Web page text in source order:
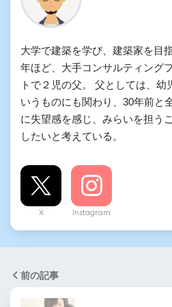
大学で建築を学び、建築家を目
年ほど、大手コンサルティング
トで２児の父。 父としては、幼
いうものにも関わり、30年前と
に失望感を感じ、みらいを担う
したいと考えている。
X Instagram
前の記事